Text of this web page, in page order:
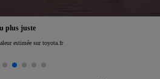
1€ seulement